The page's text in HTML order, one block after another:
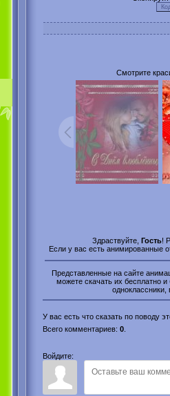
Смотрите
Здраствуйте, Гость!
Если у вас есть анимированные
Представленные на сайте
можете скачать их бесплатно и
одноклассники,
У вас есть что сказать по поводу
Всего комментариев: 0
Войдите: